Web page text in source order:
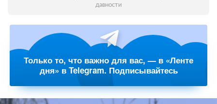
давности
Только то, что важно для вас, — в «Ленте
дня» в Telegram. Подписывайтесь